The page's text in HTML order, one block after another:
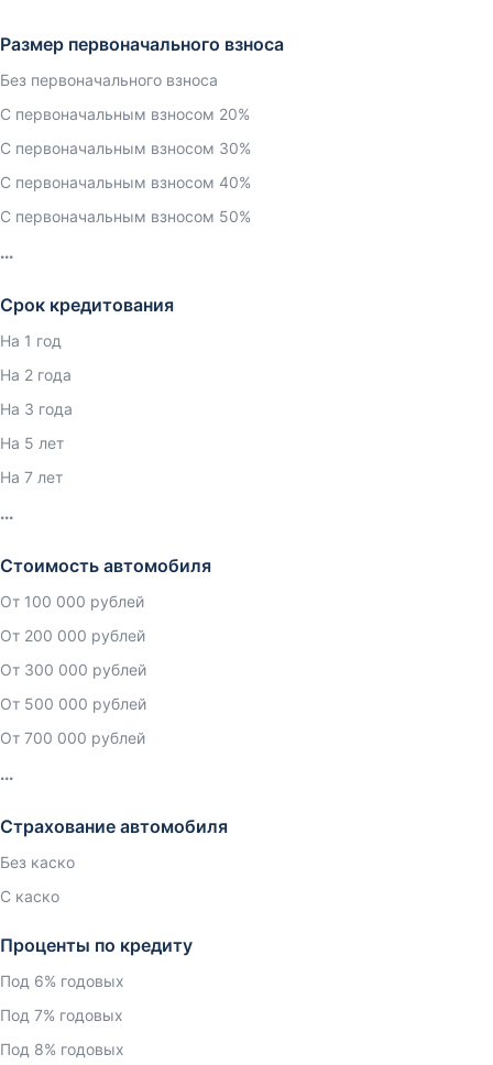
Размер первоначального взноса
Без первоначального взноса
С первоначальным взносом 20%
С первоначальным взносом 30%
С первоначальным взносом 40%
С первоначальным взносом 50%
Срок кредитования
На 1 год
На 2 года
На 3 года
На 5 лет
На 7 лет
Стоимость автомобиля
От 100 000 рублей
От 200 000 рублей
От 300 000 рублей
От 500 000 рублей
От 700 000 рублей
Страхование автомобиля
Без каско
С каско
Проценты по кредиту
Под 6% годовых
Под 7% годовых
Под 8% годовых